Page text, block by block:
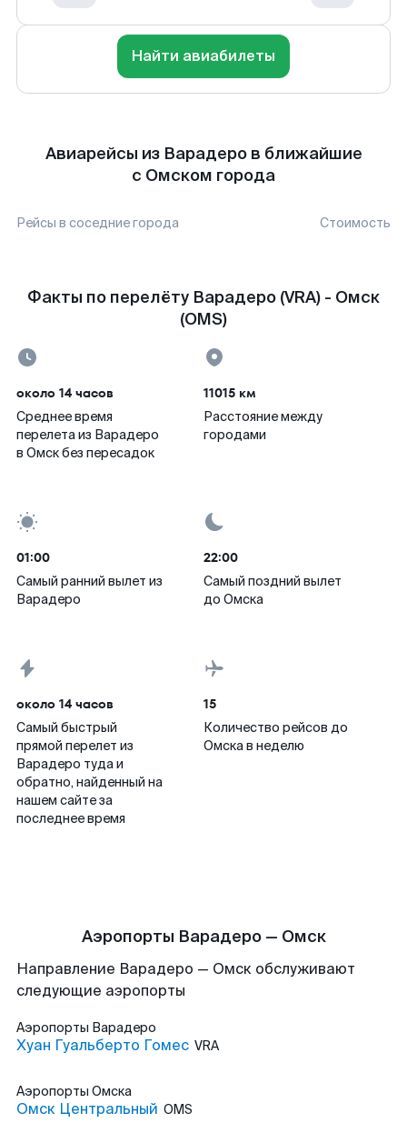
Найти авиабилеты
Авиарейсы из Варадеро в ближайшие
с Омском города
Рейсы в соседние города Стоимость
Факты по перелёту Варадеро (VRA) - Омск
(OMS)
около 14 часов
Среднее время
перелета из Варадеро
в Омск без пересадок
11015 км
Расстояние между
городами
01:00
Самый ранний вылет из
Варадеро
22:00
Самый поздний вылет
до Омска
около 14 часов
Самый быстрый
прямой перелет из
Варадеро туда и
обратно, найденный на
нашем сайте за
последнее время
15
Количество рейсов до
Омска в неделю
Аэропорты Варадеро — Омск
Направление Варадеро — Омск обслуживают
следующие аэропорты
Аэропорты Варадеро
Хуан Гуальберто Гомес VRA
Аэропорты Омска
Омск Центральный OMS